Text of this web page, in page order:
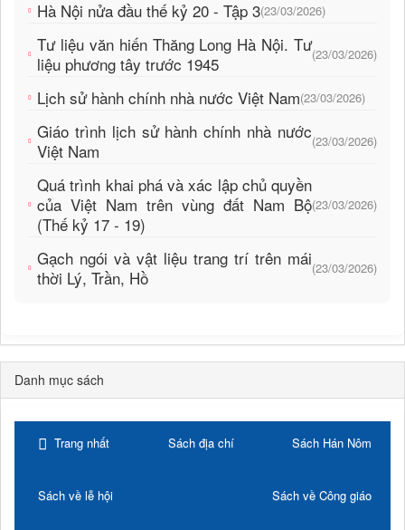
Hà Nội nửa đầu thế kỷ 20 - Tập 3(23/03/2026)
Tư liệu văn hiến Thăng Long Hà Nội. Tư
liệu phương tây trước 1945
(23/03/2026)
Lịch sử hành chính nhà nước Việt Nam(23/03/2026)
Giáo trình lịch sử hành chính nhà nước
Việt Nam
(23/03/2026)
Quá trình khai phá và xác lập chủ quyền
của Việt Nam trên vùng đất Nam Bộ
(Thế kỷ 17 - 19)
(23/03/2026)
Gạch ngói và vật liệu trang trí trên mái
thời Lý, Trần, Hồ
(23/03/2026)
Danh mục sách
Trang nhất Sách địa chí Sách Hán Nôm
Sách về lễ hội Sách về Công giáo